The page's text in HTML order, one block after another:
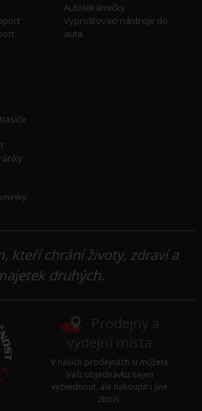
Autolékárničky
Vyprošťovací nástroje do
auta
kteří chrání životy, zdraví a
druhých.
V našich prodejnách si můžete
Vaši objednávku nejen
vyzvednout, ale nakoupit i jiné
zboží.